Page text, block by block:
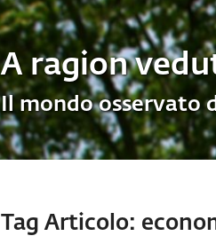
A ragion
Il mondo osservato
Tag Articolo: